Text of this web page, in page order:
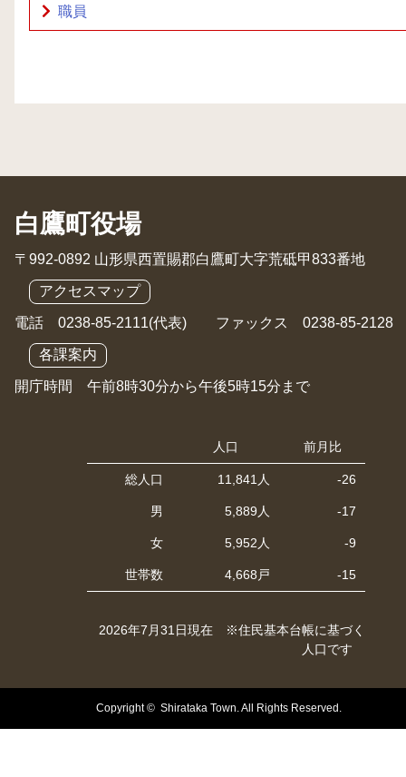
職員
白鷹町役場
〒992-0892 山形県西置賜郡白鷹町大字荒砥甲833番地
アクセスマップ
電話 0238-85-2111(代表) ファックス 0238-85-2128
各課案内
開庁時間 午前8時30分から午後5時15分まで
人口 前月比
総人口 11,841人 -26
男 5,889人 -17
女 5,952人 -9
世帯数 4,668戸 -15
2026年7月31日現在 ※住民基本台帳に基づく
人口です
Copyright © Shirataka Town. All Rights Reserved.